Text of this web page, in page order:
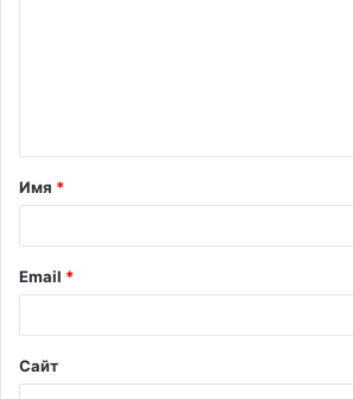
Имя *
Email *
Сайт